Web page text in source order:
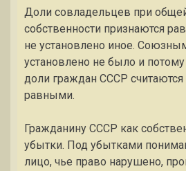
Доли совладельцев при
собственности признаются
не установлено иное.
установлено не было и
доли граждан СССР
равными.
Гражданину СССР как
убытки. Под убытками
лицо, чье право нарушено,